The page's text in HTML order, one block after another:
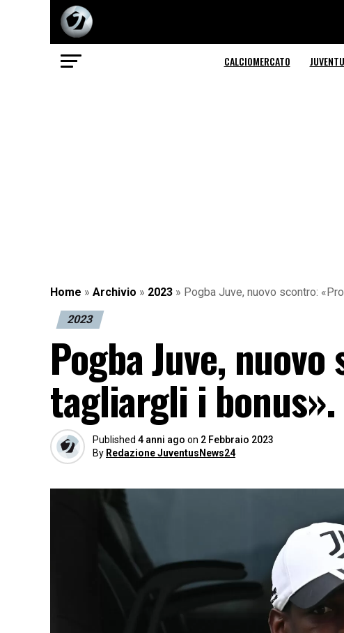
CALCIOMERCATO
Home » Archivio » 2023 » Pogba Juve, nuovo scontro:
2023
Pogba Juve,
tagliargli i bonus».
Published 4 anni ago on 2 Febbraio 2023
By Redazione JuventusNews24